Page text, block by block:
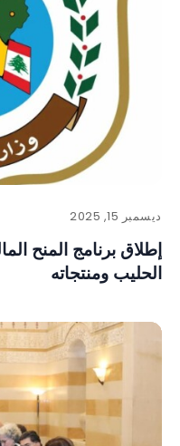
ديسمبر 15, 2025
إطلاق برنامج المنح
الحليب ومنتجاته